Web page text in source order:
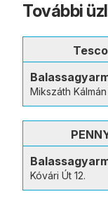
További
Tesco
Mikszáth
Kóvári Út 12.